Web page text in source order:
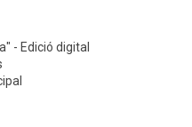
- Edició digital